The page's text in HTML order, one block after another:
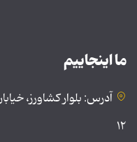
ما اینجاییم
آدرس: بلوار کشاورز،
۱۲